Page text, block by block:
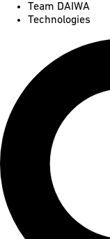
Team DAIWA
Technologies